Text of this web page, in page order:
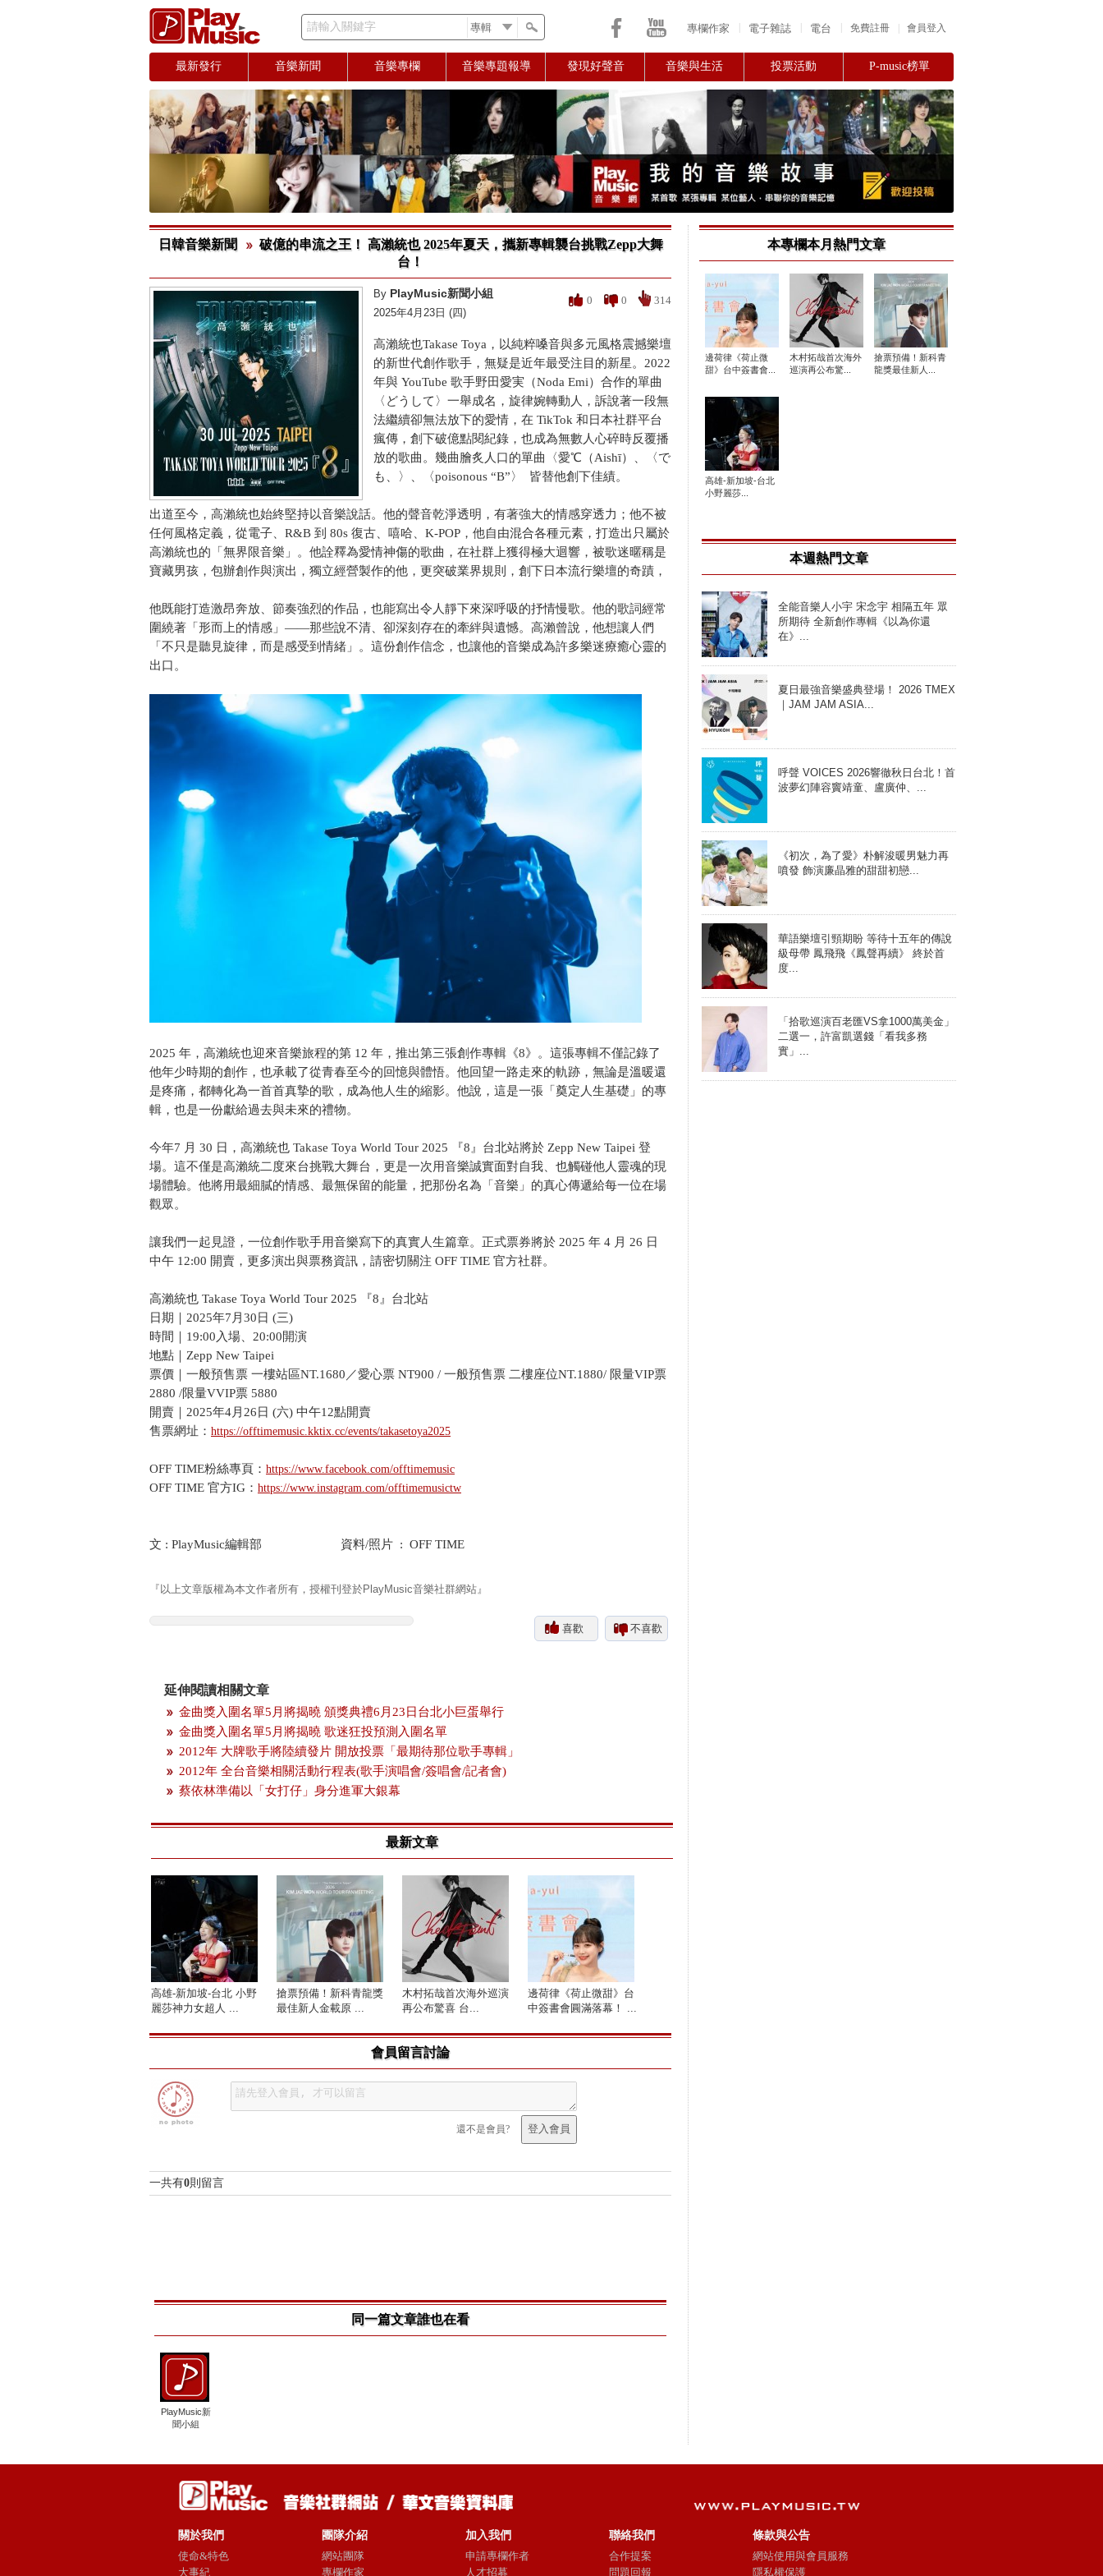
請輸入關鍵字 會員登入
免費註冊
專欄作家 電子雜誌 電台
最新發行 音樂新聞 音樂專欄 音樂專題報導 發現好聲音 音樂與生活 投票活動 P-music榜單
日韓音樂新聞
破億的串流之王！ 高瀨統也 2025年夏天，攜新專輯襲台挑戰Zepp大舞
台！
0 0 314
By PlayMusic新聞小組
2025年4月23日 (四)
高瀨統也Takase Toya，以純粹嗓音與多元風格震撼樂壇
的新世代創作歌手，無疑是近年最受注目的新星。2022
年與 YouTube 歌手野田愛実（Noda Emi）合作的單曲
〈どうして〉一舉成名，旋律婉轉動人，訴說著一段無
法繼續卻無法放下的愛情，在 TikTok 和日本社群平台
瘋傳，創下破億點閱紀錄，也成為無數人心碎時反覆播
放的歌曲。幾曲膾炙人口的單曲〈愛℃（Aishī）、〈で
も、〉、〈poisonous “B”〉 皆替他創下佳績。
出道至今，高瀨統也始終堅持以音樂說話。他的聲音乾淨透明，有著強大的情感穿透力；他不被
任何風格定義，從電子、R&B 到 80s 復古、嘻哈、K-POP，他自由混合各種元素，打造出只屬於
高瀨統也的「無界限音樂」。他詮釋為愛情神傷的歌曲，在社群上獲得極大迴響，被歌迷暱稱是
寶藏男孩，包辦創作與演出，獨立經營製作的他，更突破業界規則，創下日本流行樂壇的奇蹟，
他既能打造激昂奔放、節奏強烈的作品，也能寫出令人靜下來深呼吸的抒情慢歌。他的歌詞經常
圍繞著「形而上的情感」——那些說不清、卻深刻存在的牽絆與遺憾。高瀨曾說，他想讓人們
「不只是聽見旋律，而是感受到情緒」。這份創作信念，也讓他的音樂成為許多樂迷療癒心靈的
出口。
2025 年，高瀨統也迎來音樂旅程的第 12 年，推出第三張創作專輯《8》。這張專輯不僅記錄了
他年少時期的創作，也承載了從青春至今的回憶與體悟。他回望一路走來的軌跡，無論是溫暖還
是疼痛，都轉化為一首首真摯的歌，成為他人生的縮影。他說，這是一張「奠定人生基礎」的專
輯，也是一份獻給過去與未來的禮物。
今年7 月 30 日，高瀨統也 Takase Toya World Tour 2025 『8』台北站將於 Zepp New Taipei 登
場。這不僅是高瀨統二度來台挑戰大舞台，更是一次用音樂誠實面對自我、也觸碰他人靈魂的現
場體驗。他將用最細膩的情感、最無保留的能量，把那份名為「音樂」的真心傳遞給每一位在場
觀眾。
讓我們一起見證，一位創作歌手用音樂寫下的真實人生篇章。正式票券將於 2025 年 4 月 26 日
中午 12:00 開賣，更多演出與票務資訊，請密切關注 OFF TIME 官方社群。
高瀨統也 Takase Toya World Tour 2025 『8』台北站
日期｜2025年7月30日 (三)
時間｜19:00入場、20:00開演
地點｜Zepp New Taipei
票價｜一般預售票 一樓站區NT.1680／愛心票 NT900 / 一般預售票 二樓座位NT.1880/ 限量VIP票
2880 /限量VVIP票 5880
開賣｜2025年4月26日 (六) 中午12點開賣
售票網址： https://offtimemusic.kktix.cc/events/takasetoya2025
OFF TIME粉絲專頁： https://www.facebook.com/offtimemusic
OFF TIME 官方IG： https://www.instagram.com/offtimemusictw
文 : PlayMusic編輯部 資料/照片 : OFF TIME
『以上文章版權為本文作者所有，授權刊登於PlayMusic音樂社群網站』
喜歡 不喜歡
延伸閱讀相關文章
金曲獎入圍名單5月將揭曉 頒獎典禮6月23日台北小巨蛋舉行
金曲獎入圍名單5月將揭曉 歌迷狂投預測入圍名單
2012年 大牌歌手將陸續發片 開放投票「最期待那位歌手專輯」
2012年 全台音樂相關活動行程表(歌手演唱會/簽唱會/記者會)
蔡依林準備以「女打仔」身分進軍大銀幕
最新文章
高雄-新加坡-台北 小野
麗莎神力女超人 ...
搶票預備！新科青龍獎
最佳新人金載原 ...
木村拓哉首次海外巡演
再公布驚喜 台...
邊荷律《荷止微甜》台
中簽書會圓滿落幕！ ...
會員留言討論
還不是會員?
一共有0則留言
同一篇文章誰也在看
PlayMusic新
聞小組
本專欄本月熱門文章
邊荷律《荷止微
甜》台中簽書會...
木村拓哉首次海外
巡演再公布驚...
搶票預備！新科青
龍獎最佳新人...
高雄-新加坡-台北
小野麗莎...
本週熱門文章
全能音樂人小宇 宋念宇 相隔五年 眾
所期待 全新創作專輯《以為你還
在》...
夏日最強音樂盛典登場！ 2026 TMEX
｜JAM JAM ASIA...
呼聲 VOICES 2026響徹秋日台北！首
波夢幻陣容竇靖童、盧廣仲、...
《初次，為了愛》朴解浚暖男魅力再
噴發 飾演廉晶雅的甜甜初戀...
華語樂壇引頸期盼 等待十五年的傳說
級母帶 鳳飛飛《鳳聲再續》 終於首
度...
「拾歌巡演百老匯VS拿1000萬美金」
二選一，許富凱選錢「看我多務
實」...
關於我們
使命&特色
大事紀
團隊介紹
網站團隊
專欄作家
加入我們
申請專欄作者
人才招募
聯絡我們
合作提案
問題回報
條款與公告
網站使用與會員服務
隱私權保護